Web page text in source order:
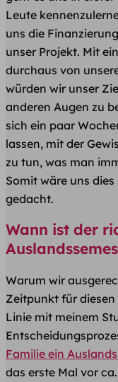
Leute
uns die
unser Projekt. Mit
durchaus von
würden wir unser
anderen Augen zu
sich ein paar
lassen, mit der
zu tun, was man
Somit wäre uns
gedacht.
Wann ist der
Warum wir
Zeitpunkt für
Linie mit meinem
Familie ein
das erste Mal vor